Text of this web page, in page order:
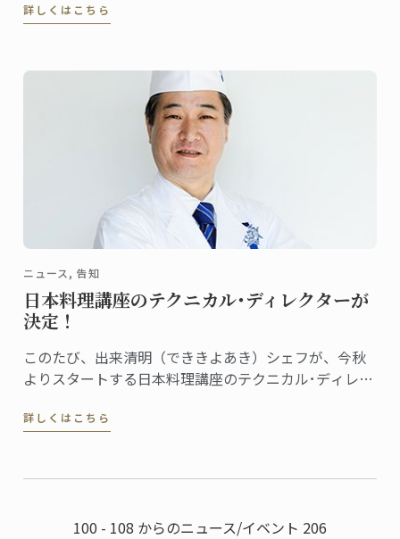
てくださいました。ありがとうございました。さて、
募集します。
詳しくはこちら
ニュース, 告知
日本料理講座のテクニカル･ディレクターが
決定！
このたび、出来清明（でききよあき）シェフが、今秋
よりスタートする日本料理講座のテクニカル･ディレク
詳しくはこちら
100 - 108 からのニュース/イベント 206